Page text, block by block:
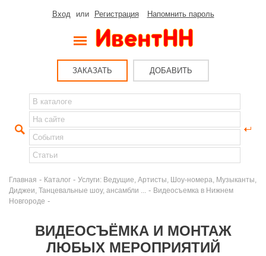
Вход или Регистрация Напомнить пароль
ЗАКАЗАТЬ ДОБАВИТЬ
Главная - Каталог - Услуги: Ведущие, Артисты, Шоу-номера, Музыканты,
Диджеи, Танцевальные шоу, ансамбли ...
- Видеосъемка в Нижнем
Новгороде -
ВИДЕОСЪЁМКА И МОНТАЖ
ЛЮБЫХ МЕРОПРИЯТИЙ